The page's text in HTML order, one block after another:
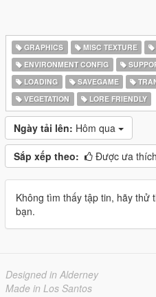
GRAPHICS MISC TEXTURE
ENVIRONMENT CONFIG
LOADING
SAVEGAME
VEGETATION
LORE FRIENDLY
Ngày tải lên: Hôm qua
Sắp xếp theo: Được ưa
Không tìm thấy tập tin, hãy thử
bạn.
Designed in Alderney
Made in Los Santos